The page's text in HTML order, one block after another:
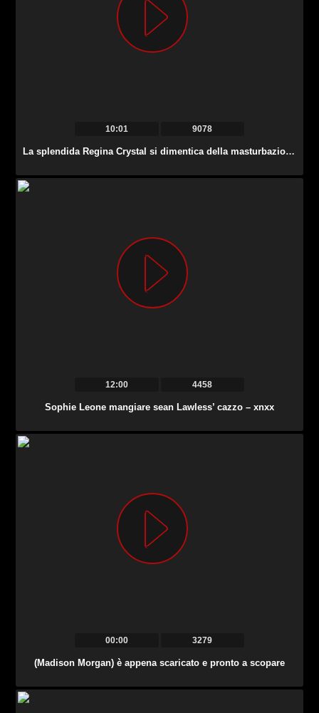
10:01 9078
La splendida Regina Crystal si dimentica della masturbazione e inizia a cavalcare un cazzo.
12:00 4458
Sophie Leone mangiare sean Lawless’ cazzo – xnxx
00:00 3279
(Madison Morgan) è appena scaricato e pronto a scopare